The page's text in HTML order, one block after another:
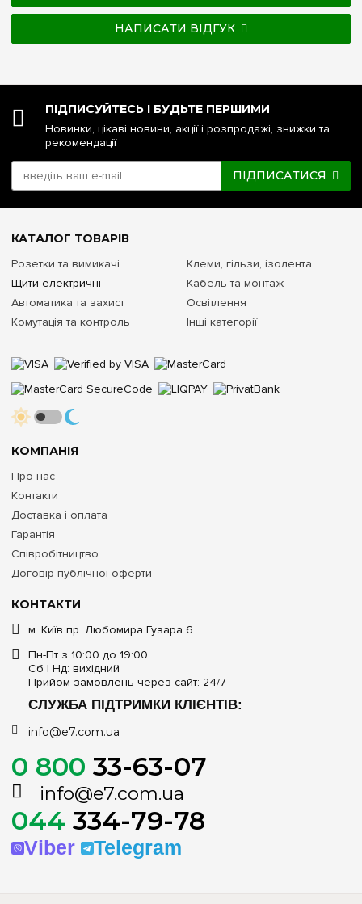
НАПИСАТИ ВІДГУК
ПІДПИСУЙТЕСЬ І БУДЬТЕ ПЕРШИМИ
Новинки, цікаві новини, акції і розпродажі, знижки та
рекомендації
ПІДПИСАТИСЯ
КОНТАКТИ
м. Київ пр. Любомира Гузара 6
Пн-Пт з 10:00 до 19:00
Сб | Нд: вихідний
Прийом замовлень через сайт: 24/7
СЛУЖБА ПІДТРИМКИ КЛІЄНТІВ:
info@e7.com.ua
0 800 33-63-07
info@e7.com.ua
044 334-79-78
Viber Telegram
КОМПАНІЯ
Про нас
Контакти
Доставка і оплата
Гарантія
Співробітництво
Договір публічної оферти
КАТАЛОГ ТОВАРІВ
Розетки та вимикачі
Щити електричні
Автоматика та захист
Комутація та контроль
Клеми, гільзи, ізолента
Кабель та монтаж
Освітлення
Інші категорії